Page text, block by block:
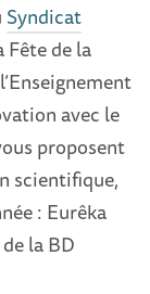
Syndicat
Fête de la
avec le
proposent
scientifique,
: Eurêka
la BD